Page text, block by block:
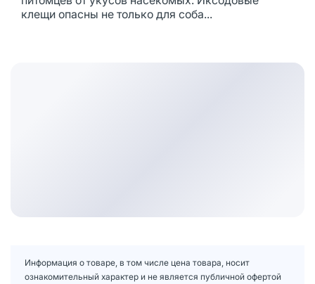
клещи опасны не только для соба...
Информация о товаре, в том числе цена товара, носит
ознакомительный характер и не является публичной офертой